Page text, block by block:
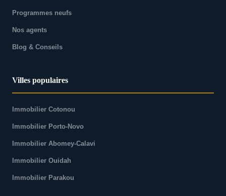
Programmes neufs
Nos agents
Blog & Conseils
Villes populaires
Immobilier Cotonou
Immobilier Porto-Novo
Immobilier Abomey-Calavi
Immobilier Ouidah
Immobilier Parakou